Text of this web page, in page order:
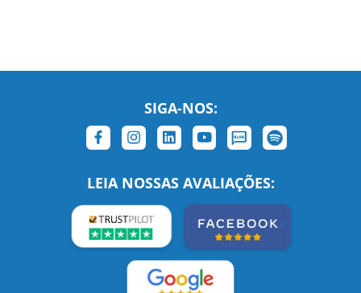
SIGA-NOS:
LEIA NOSSAS AVALIAÇÕES: